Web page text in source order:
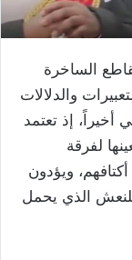
الساخرة
والدلالات
إذ تعتمد
لفرقة
ويؤدون
الذي يحمل